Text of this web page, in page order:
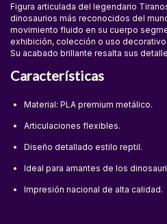
Figura articulada del legendario
dinosaurios más reconocidos del
movimiento fluido en su cuerpo
exhibición, colección o uso decorativo.
Su acabado brillante resalta sus
Características
Material: PLA premium metálico.
Articulaciones flexibles.
Diseño detallado estilo reptil.
Ideal para amantes de los
Impresión nacional de alta calidad.